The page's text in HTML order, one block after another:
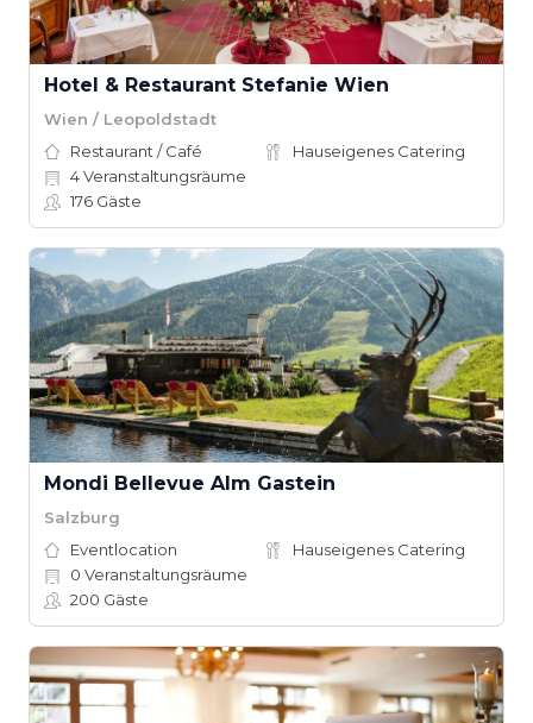
Hotel & Restaurant Stefanie Wien
Wien / Leopoldstadt
Restaurant / Café
Hauseigenes Catering
4Veranstaltungsräume
176 Gäste
Mondi Bellevue Alm Gastein
Salzburg
Eventlocation
Hauseigenes Catering
0 Veranstaltungsräume
200 Gäste